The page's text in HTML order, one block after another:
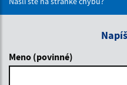
Meno (povinné)